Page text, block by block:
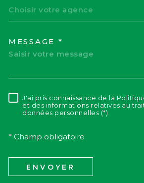
Choisir votre agence
MESSAGE *
J'ai pris connaissance de la
et des informations relatives au
données personnelles (*)
* Champ obligatoire
ENVOYER